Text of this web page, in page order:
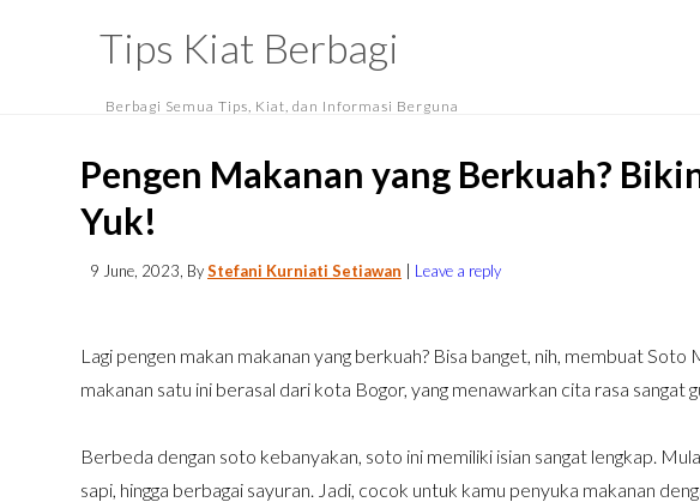
Tips Kiat Berbagi
Berbagi Semua Tips, Kiat, dan Informasi Berguna
Pengen Makanan yang Berkuah?
Yuk!
9 June, 2023 , ByStefani Kurniati Setiawan Leave a reply
Lagi pengen makan makanan yang berkuah? Bisa banget, nih, membuat Soto
makanan satu ini berasal dari kota Bogor, yang menawarkan cita rasa sangat
Berbeda dengan soto kebanyakan, soto ini memiliki isian sangat lengkap.
sapi, hingga berbagai sayuran. Jadi, cocok untuk kamu penyuka makanan